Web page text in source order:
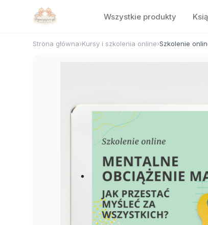
Wszystkie produkty
Strona główna›Kursy i szkolenia online›Szkolenie